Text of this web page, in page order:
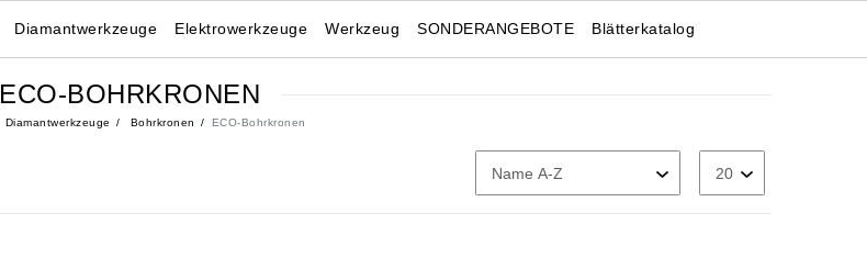
Diamantwerkzeuge Elektrowerkzeuge Werkzeug Blätterkatalog
SONDERANGEBOTE
ECO-BOHRKRONEN
Diamantwerkzeuge Bohrkronen ECO-Bohrkronen